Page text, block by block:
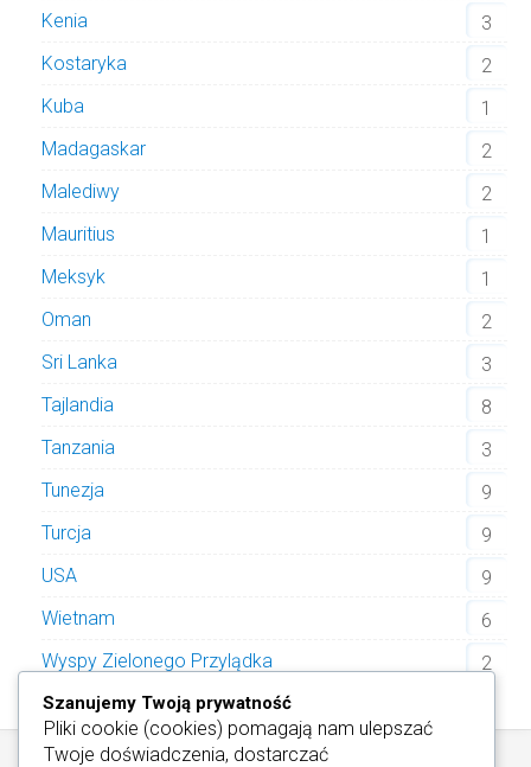
Kenia
3
Kostaryka
2
Kuba
1
Madagaskar
2
Malediwy
2
Mauritius
1
Meksyk
1
Oman
2
Sri Lanka
3
Tajlandia
8
Tanzania
3
Tunezja
9
Turcja
9
USA
9
Wietnam
6
Wyspy Zielonego Przylądka
2
Szanujemy Twoją prywatność
Pliki cookie (cookies) pomagają nam ulepszać
Twoje doświadczenia, dostarczać